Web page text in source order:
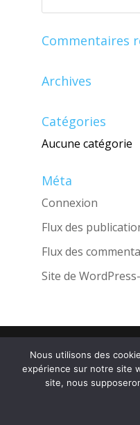
Commentaires
Archives
Catégories
Aucune catégorie
Méta
Connexion
Flux des
Flux des
Site de
Nous utilisons des
expérience sur notre site
site, nous